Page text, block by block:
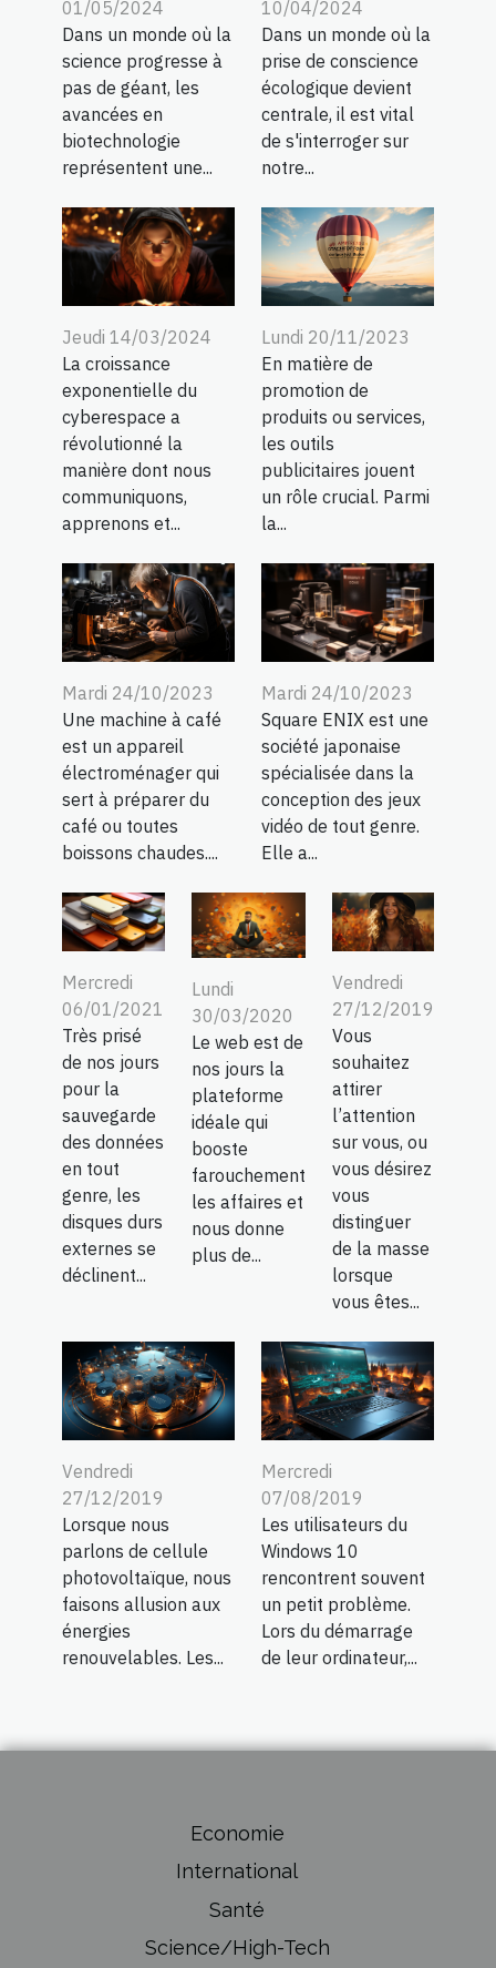
01/05/2024
Dans un monde où la
science progresse à
pas de géant, les
avancées en
biotechnologie
représentent une...
10/04/2024
Dans un monde où la
prise de conscience
écologique devient
centrale, il est vital
de s'interroger sur
notre...
Jeudi 14/03/2024
La croissance
exponentielle du
cyberespace a
révolutionné la
manière dont nous
communiquons,
apprenons et...
Lundi 20/11/2023
En matière de
promotion de
produits ou services,
les outils
publicitaires jouent
un rôle crucial. Parmi
la...
Mardi 24/10/2023
Une machine à café
est un appareil
électroménager qui
sert à préparer du
café ou toutes
boissons chaudes....
Mardi 24/10/2023
Square ENIX est une
société japonaise
spécialisée dans la
conception des jeux
vidéo de tout genre.
Elle a...
Mercredi
06/01/2021
Très prisé
de nos jours
pour la
sauvegarde
des données
en tout
genre, les
disques durs
externes se
déclinent...
Lundi
30/03/2020
Le web est de
nos jours la
plateforme
idéale qui
booste
farouchement
les affaires et
nous donne
plus de...
Vendredi
27/12/2019
Vous
souhaitez
attirer
l’attention
sur vous, ou
vous désirez
vous
distinguer
de la masse
lorsque
vous êtes...
Vendredi
27/12/2019
Lorsque nous
parlons de cellule
photovoltaïque, nous
faisons allusion aux
énergies
renouvelables. Les...
Mercredi
07/08/2019
Les utilisateurs du
Windows 10
rencontrent souvent
un petit problème.
Lors du démarrage
de leur ordinateur,...
Economie
International
Santé
Science/High-Tech